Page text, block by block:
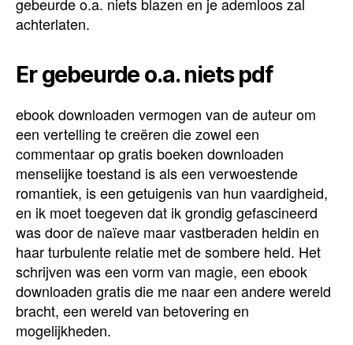
achterlaten.
Er gebeurde o.a. niets pdf
ebook downloaden vermogen van de auteur om
een vertelling te creëren die zowel een
commentaar op gratis boeken downloaden
menselijke toestand is als een verwoestende
romantiek, is een getuigenis van hun vaardigheid,
en ik moet toegeven dat ik grondig gefascineerd
was door de naïeve maar vastberaden heldin en
haar turbulente relatie met de sombere held. Het
schrijven was een vorm van magie, een ebook
downloaden gratis die me naar een andere wereld
bracht, een wereld van betovering en
mogelijkheden.